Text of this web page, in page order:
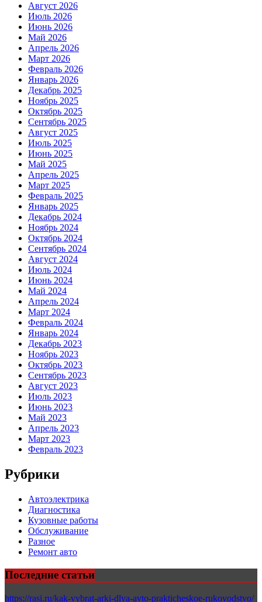
Август 2026
Июль 2026
Июнь 2026
Май 2026
Апрель 2026
Март 2026
Февраль 2026
Январь 2026
Декабрь 2025
Ноябрь 2025
Октябрь 2025
Сентябрь 2025
Август 2025
Июль 2025
Июнь 2025
Май 2025
Апрель 2025
Март 2025
Февраль 2025
Январь 2025
Декабрь 2024
Ноябрь 2024
Октябрь 2024
Сентябрь 2024
Август 2024
Июль 2024
Июнь 2024
Май 2024
Апрель 2024
Март 2024
Февраль 2024
Январь 2024
Декабрь 2023
Ноябрь 2023
Октябрь 2023
Сентябрь 2023
Август 2023
Июль 2023
Июнь 2023
Май 2023
Апрель 2023
Март 2023
Февраль 2023
Рубрики
Автоэлектрика
Диагностика
Кузовные работы
Обслуживание
Разное
Ремонт авто
Последние статьи
https://rasi.ru/kak-vybrat-arki-dlya-avto-prakticheskoe-rukovodstvo/